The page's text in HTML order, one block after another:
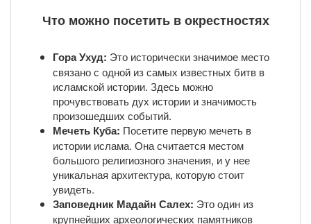
Что можно посетить в окрестностях
Гора Ухуд: Это исторически значимое место
связано с одной из самых известных битв в
исламской истории. Здесь можно
прочувствовать дух истории и значимость
произошедших событий.
Мечеть Куба: Посетите первую мечеть в
истории ислама. Она считается местом
большого религиозного значения, и у нее
уникальная архитектура, которую стоит
увидеть.
Заповедник Мадайн Салех: Это один из
крупнейших археологических памятников